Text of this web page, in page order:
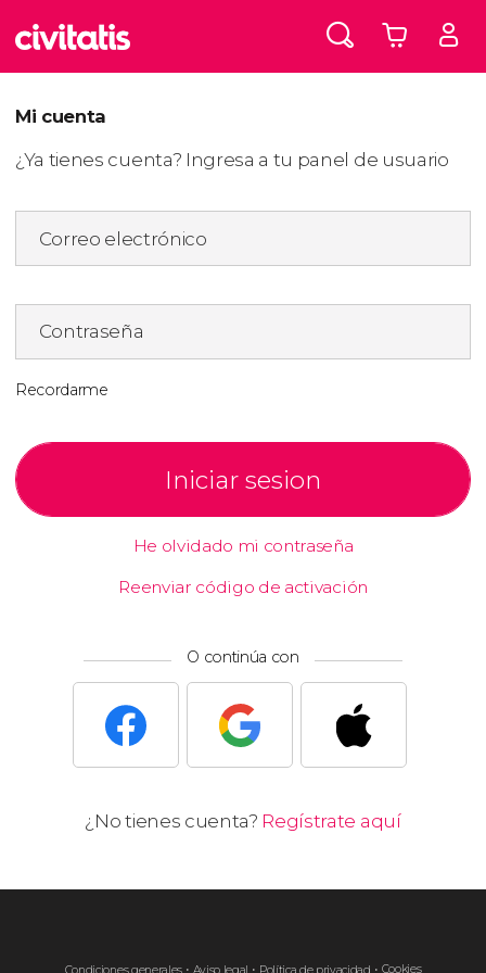
Mi cuenta
¿Ya tienes cuenta? Ingresa a tu panel de usuario
Correo electrónico
Contraseña
Recordarme
Iniciar sesion
He olvidado mi contraseña
Reenviar código de activación
O continúa con
¿No tienes cuenta? Regístrate aquí
Cookies